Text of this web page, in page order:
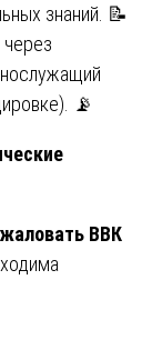
знаний. 📝
📡
ВВК